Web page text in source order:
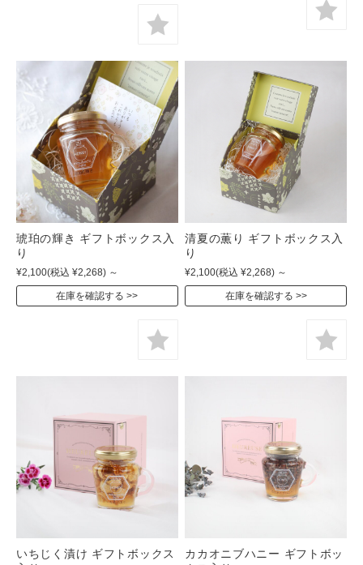
琥珀の輝き ギフトボックス入
り
¥2,100(税込 ¥2,268) ～
在庫を確認する
清夏の薫り ギフトボックス入
り
¥2,100(税込 ¥2,268) ～
在庫を確認する
いちじく漬け ギフトボックス
カカオニブハニー ギフトボッ